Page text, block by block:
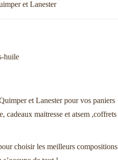
P
e
l
a
P
e
u
c
et Lanester pour vos paniers
cadeaux maitresse et atsem ,coffrets
choisir les meilleurs compositions